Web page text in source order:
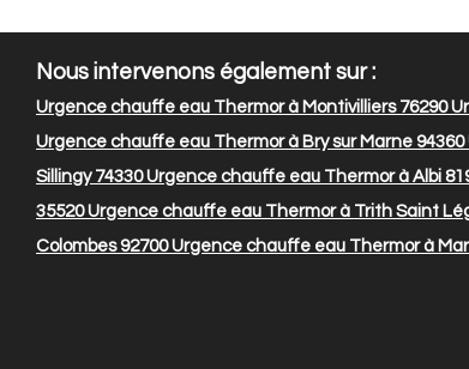
Nous intervenons également sur :
Urgence chauffe eau Thermor à Montivilliers 76290
Urgence chauffe eau Thermor à Bry sur Marne 94360
Sillingy 74330Urgence chauffe eau Thermor à Albi
35520Urgence chauffe eau Thermor à Trith Saint
Colombes 92700Urgence chauffe eau Thermor à